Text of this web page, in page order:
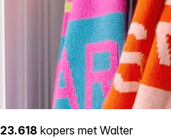
23.618 kopers met Walter